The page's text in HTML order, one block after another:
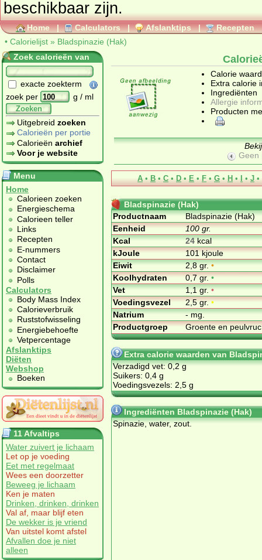
beschikbaar zijn.
Home | Calculators | Afslanktips | Recepten
• Calorielijst » Bladspinazie (Hak)
Zoek calorieën van
exacte zoekterm
zoek per
g / ml
Zoeken
Uitgebreid zoeken
Calorieën per portie
Calorieën archief
Voor je website
Menu
Home
Calorieen zoeken
Energieschema
Calorieen teller
Links
Recepten
E-nummers
Contact
Disclaimer
Polls
Calculators
Body Mass Index
Calorieverbruik
Ruststofwisseling
Energiebehoefte
Vetpercentage
Afslanktips
Diëten
Webshop
Boeken
11 Afvaltips
Water zuivert je lichaam
Let op je voeding
Eet met regelmaat
Wees een doorzetter
Beweeg je lichaam
Ken je maten
Drinken, drinken, drinken
Val af, maar blijf eten
De wekker is je vriend
Van uitstel komt afstel
Afvallen doe je niet
alleen
Calorie
Extra calorie
Ingrediënten
Allergie
Producten
Geen
A • B • C • D • E • F • G • H • I • J •
Bladspinazie (Hak)
Productnaam
Bladspinazie (Hak)
Eenheid
100 gr.
Kcal
24kcal
kJoule
101 kjoule
Eiwit
2,8 gr.•
Koolhydraten
0,7 gr.•
Vet
1,1 gr.•
Voedingsvezel
2,5 gr.•
Natrium
- mg.
Productgroep
Groente en
Extra calorie waarden van
Verzadigd vet: 0,2 g
Suikers: 0,4 g
Voedingsvezels: 2,5 g
Ingrediënten Bladspinazie (Hak)
Spinazie, water, zout.